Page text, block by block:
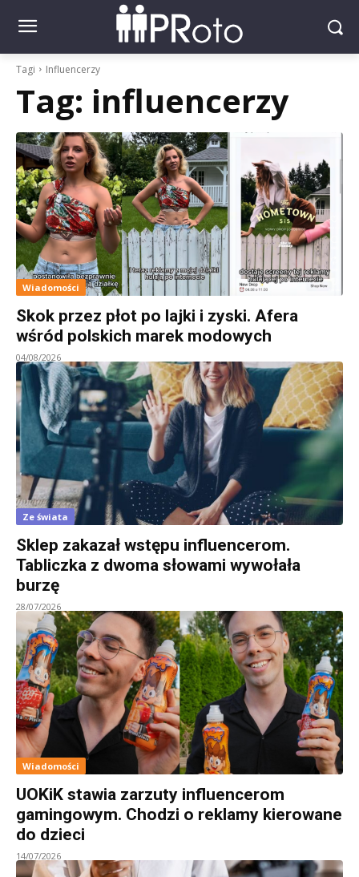
Tagi Influencerzy
Tag: influencerzy
Wiadomości
Skok przez płot po lajki i zyski. Afera
wśród polskich marek modowych
04/08/2026
Ze świata
Sklep zakazał wstępu influencerom.
Tabliczka z dwoma słowami wywołała
burzę
28/07/2026
Wiadomości
UOKiK stawia zarzuty influencerom
gamingowym. Chodzi o reklamy kierowane
do dzieci
14/07/2026